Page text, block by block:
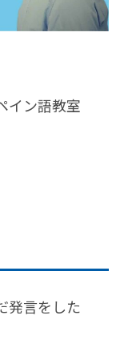
イン語教室
発言をした